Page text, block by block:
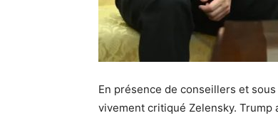
En présence de conseillers et
vivement critiqué Zelensky. Trump